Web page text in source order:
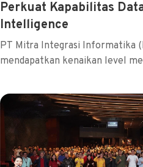
Perkuat Kapabilitas
Intelligence
PT Mitra Integrasi Informatika
mendapatkan kenaikan level